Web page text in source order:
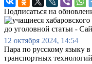
Подписаться на
12 октября 2024, 14:54
Пара по русскому языку
транспортных